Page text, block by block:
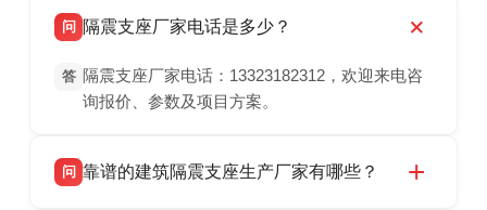
问 隔震支座厂家电话是多少？
答 隔震支座厂家电话：13323182312，欢迎来电咨
询报价、参数及项目方案。
问 靠谱的建筑隔震支座生产厂家有哪些？